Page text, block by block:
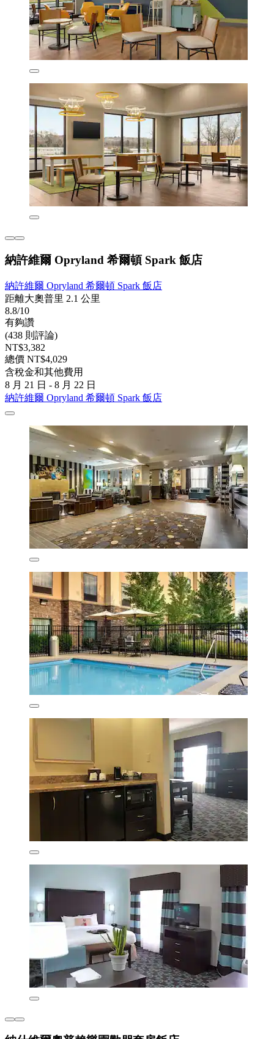
納許維爾 Opryland 希爾頓 Spark 飯店
納許維爾 Opryland 希爾頓 Spark 飯店
距離大奧普里 2.1 公里
8.8/10
有夠讚
(438 則評論)
NT$3,382
總價 NT$4,029
含稅金和其他費用
8 月 21 日 - 8 月 22 日
納許維爾 Opryland 希爾頓 Spark 飯店